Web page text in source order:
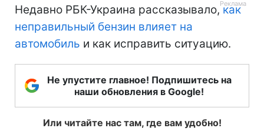
Недавно РБК-Украина рассказывало,как
неправильный бензин влияет на
автомобиль и как исправить ситуацию.
Не упустите главное! Подпишитесь на
наши обновления в Google!
Или читайте нас там, где вам удобно!